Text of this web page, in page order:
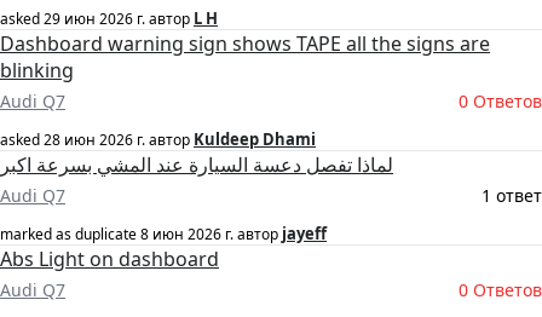
asked29 июн 2026 г.автор L H
Dashboard warning sign shows TAPE all the signs are
blinking
Audi Q7 0 Ответов
asked28 июн 2026 г.автор Kuldeep Dhami
لماذا تفصل دعسة السيارة عند المشي بسرعة اكبر
Audi Q7 1 ответ
marked as duplicate8 июн 2026 г.автор jayeff
Abs Light on dashboard
Audi Q7 0 Ответов